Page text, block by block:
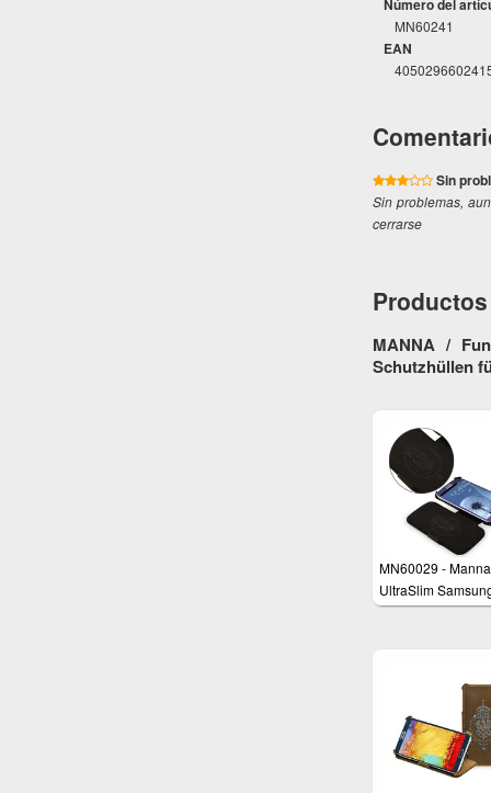
Número del
MN60241
EAN
Sin
Sin problemas,
cerrarse
MANNA /
Schutzhüllen
MN60029 - Manna
UltraSlim
Galaxy S3 i9300